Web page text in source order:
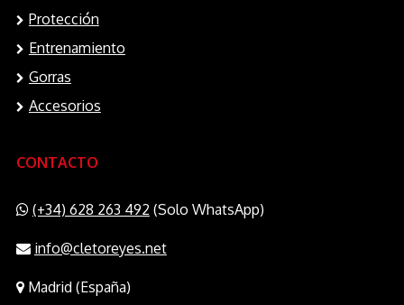
Protección
Entrenamiento
Gorras
Accesorios
CONTACTO
(+34) 628 263 492 (Solo WhatsApp)
info@cletoreyes.net
Madrid (España)